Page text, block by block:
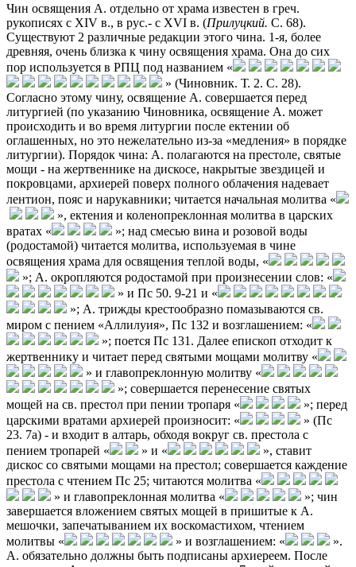
Чин освящения А. отдельно от храма известен в греч.
рукописях с XIV в., в рус.- с XVI в. (Прилуцкий. С. 68).
Существуют 2 различные редакции этого чина. 1-я, более
древняя, очень близка к чину освящения храма. Она до сих
пор используется в РПЦ под названием «
» (Чиновник. Т. 2. С. 28).
Согласно этому чину, освящение А. совершается перед
литургией (по указанию Чиновника, освящение А. может
происходить и во время литургии после ектении об
оглашенных, но это нежелательно из-за «медления» в порядке
литургии). Порядок чина: А. полагаются на престоле, святые
мощи - на жертвеннике на дискосе, накрытые звездицей и
покровцами, архиерей поверх полного облачения надевает
лентион, пояс и нарукавники; читается начальная молитва «
», ектения и коленопреклонная молитва в царских
вратах «
»; над смесью вина и розовой воды
(родостамой) читается молитва, используемая в чине
освящения храма для освящения теплой воды, «
»; А. окропляются родостамой при произнесении слов: «
» и Пс 50. 9-21 и «
»; А. трижды крестообразно помазываются св.
миром с пением «Аллилуия», Пс 132 и возглашением: «
»; поется Пс 131. Далее епископ отходит к
жертвеннику и читает перед святыми мощами молитву «
» и главопреклонную молитву «
»; совершается перенесение святых
мощей на св. престол при пении тропаря «
»; перед
царскими вратами архиерей произносит: «
» (Пс
23. 7a) - и входит в алтарь, обходя вокруг св. престола с
пением тропарей «
» и «
», ставит
дискос со святыми мощами на престол; совершается каждение
престола с чтением Пс 25; читаются молитва «
» и главопреклонная молитва «
»; чин
завершается вложением святых мощей в пришитые к А.
мешочки, запечатыванием их воскомастихом, чтением
молитвы «
» и возглашением: «
».
А. обязательно должны быть подписаны архиереем. После